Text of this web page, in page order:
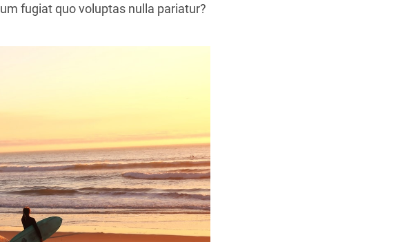
fugiat quo voluptas nulla pariatur?